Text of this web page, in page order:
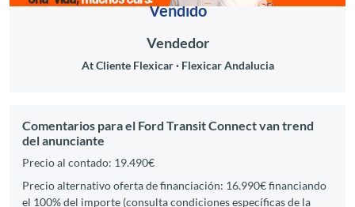
Vendido
Vendedor
At Cliente Flexicar Flexicar Andalucia
Comentarios para el Ford Transit Connect van trend
del anunciante
Precio al contado: 19.490€
Precio alternativo oferta de financiación: 16.990€ financiando
el 100% del importe (consulta condiciones específicas de la